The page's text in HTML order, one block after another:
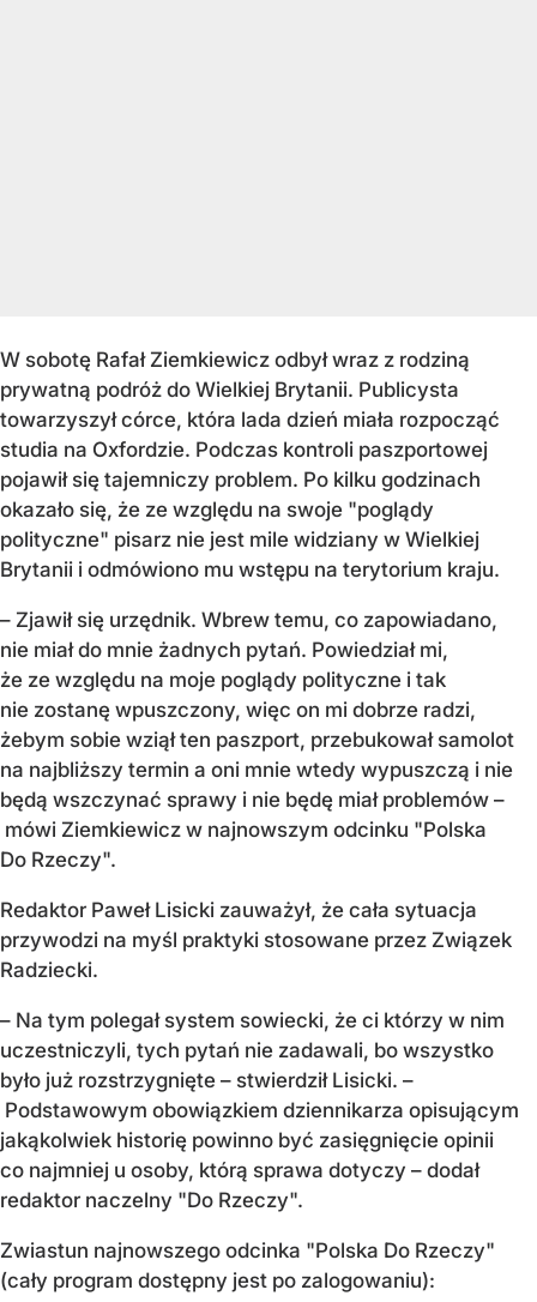
W sobotę Rafał Ziemkiewicz odbył wraz z rodziną
prywatną podróż do Wielkiej Brytanii. Publicysta
towarzyszył córce, która lada dzień miała rozpocząć
studia na Oxfordzie. Podczas kontroli paszportowej
pojawił się tajemniczy problem. Po kilku godzinach
okazało się, że ze względu na swoje "poglądy
polityczne" pisarz nie jest mile widziany w Wielkiej
Brytanii i odmówiono mu wstępu na terytorium kraju.
– Zjawił się urzędnik. Wbrew temu, co zapowiadano,
nie miał do mnie żadnych pytań. Powiedział mi,
że ze względu na moje poglądy polityczne i tak
nie zostanę wpuszczony, więc on mi dobrze radzi,
żebym sobie wziął ten paszport, przebukował samolot
na najbliższy termin a oni mnie wtedy wypuszczą i nie
będą wszczynać sprawy i nie będę miał problemów –
mówi Ziemkiewicz w najnowszym odcinku "Polska
Do Rzeczy".
Redaktor Paweł Lisicki zauważył, że cała sytuacja
przywodzi na myśl praktyki stosowane przez Związek
Radziecki.
– Na tym polegał system sowiecki, że ci którzy w nim
uczestniczyli, tych pytań nie zadawali, bo wszystko
było już rozstrzygnięte – stwierdził Lisicki. –
Podstawowym obowiązkiem dziennikarza opisującym
jakąkolwiek historię powinno być zasięgnięcie opinii
co najmniej u osoby, którą sprawa dotyczy – dodał
redaktor naczelny "Do Rzeczy".
Zwiastun najnowszego odcinka "Polska Do Rzeczy"
(cały program dostępny jest po zalogowaniu):